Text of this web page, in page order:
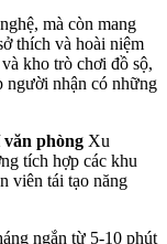
mà còn mang
thích và hoài niệm
kho trò chơi đồ sộ,
người nhận có những
phòng Xu
tích hợp các khu
viên tái tạo năng
ngắn từ 5-10 phút